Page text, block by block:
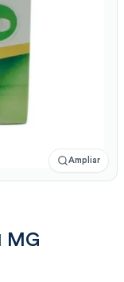
Ampliar
MG